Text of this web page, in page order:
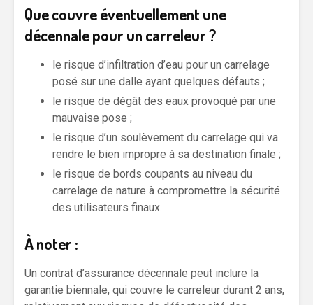
Que couvre éventuellement une
décennale pour un carreleur ?
le risque d’infiltration d’eau pour un carrelage
posé sur une dalle ayant quelques défauts ;
le risque de dégât des eaux provoqué par une
mauvaise pose ;
le risque d’un soulèvement du carrelage qui va
rendre le bien impropre à sa destination finale ;
le risque de bords coupants au niveau du
carrelage de nature à compromettre la sécurité
des utilisateurs finaux.
À noter :
Un contrat d’assurance décennale peut inclure la
garantie biennale, qui couvre le carreleur durant 2 ans,